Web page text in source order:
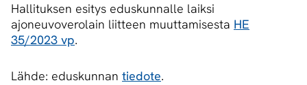
Hallituksen esitys eduskunnalle laiksi
ajoneuvoverolain liitteen muuttamisesta HE
35/2023 vp.
Lähde: eduskunnan tiedote.